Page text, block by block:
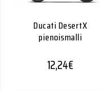
Ducati DesertX
pienoismalli
12,24€